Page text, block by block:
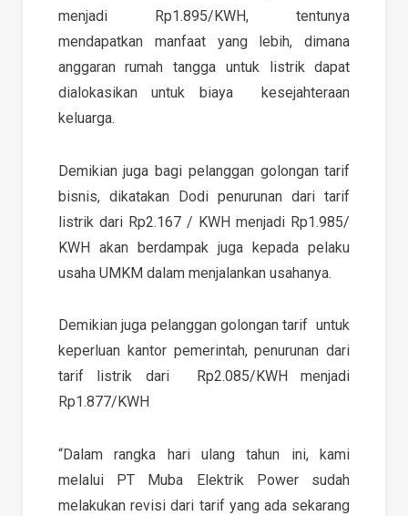
menjadi Rp1.895/KWH, tentunya
mendapatkan manfaat yang lebih, dimana
anggaran rumah tangga untuk listrik dapat
dialokasikan untuk biaya kesejahteraan
keluarga.
Demikian juga bagi pelanggan golongan tarif
bisnis, dikatakan Dodi penurunan dari tarif
listrik dari Rp2.167 / KWH menjadi Rp1.985/
KWH akan berdampak juga kepada pelaku
usaha UMKM dalam menjalankan usahanya.
Demikian juga pelanggan golongan tarif untuk
keperluan kantor pemerintah, penurunan dari
tarif listrik dari Rp2.085/KWH menjadi
Rp1.877/KWH
“Dalam rangka hari ulang tahun ini, kami
melalui PT Muba Elektrik Power sudah
melakukan revisi dari tarif yang ada sekarang